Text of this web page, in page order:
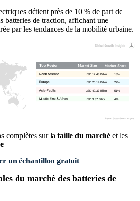
détient près de 10 % de part de
batteries de traction, affichant une
par les tendances de la mobilité urbaine.
4%
USD 3.87 Billion
51%
USD 49.37 Billion
27%
USD 26.14 Billion
18%
USD 17.43 Billion
complètes sur la taille du marché et les
un échantillon gratuit
du marché des batteries de